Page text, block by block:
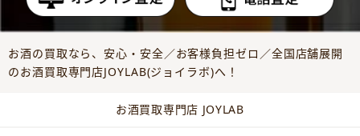
お酒の買取なら、安心・安全／お客様負担ゼロ／全国店舗展開
のお酒買取専門店JOYLAB(ジョイラボ)へ！
お酒買取専門店 JOYLAB